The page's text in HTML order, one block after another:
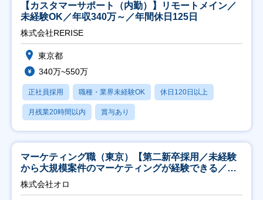
【カスタマーサポート（内勤）】リモートメイン／
未経験OK／年収340万～／年間休日125日
株式会社RERISE
東京都
340万~550万
正社員採用 職種・業界未経験OK 休日120日以上
月残業20時間以内 賞与あり
マーケティング職（東京）【第二新卒採用／未経験
から大規模案件のマーケティングが経験できる／研
修充実】
株式会社オロ